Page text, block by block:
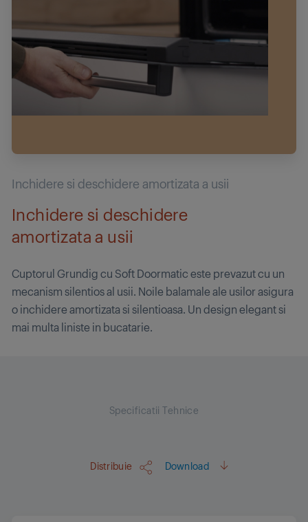
Inchidere si deschidere amortizata a usii
Inchidere si deschidere
amortizata a usii
Cuptorul Grundig cu Soft Doormatic este prevazut cu un
mecanism silentios al usii. Noile balamale ale usilor asigura
o inchidere amortizata si silentioasa. Un design elegant si
mai multa liniste in bucatarie.
Specificatii Tehnice
Distribuie Download